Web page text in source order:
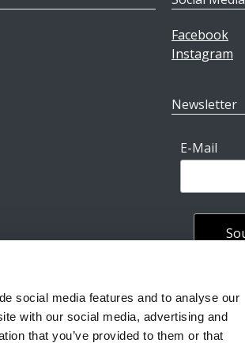
social media features and to analyse our
with our social media, advertising and
that you’ve provided to them or that
Facebook
Instagram
Newsletter
E-Mail
|Conditions générales